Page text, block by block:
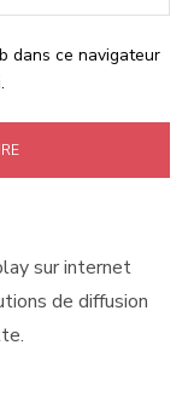
:
dans ce navigateur
sur internet
de diffusion